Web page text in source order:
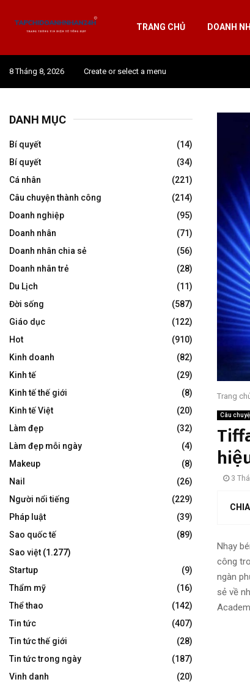
TRANG CHỦ DOANH
8 Tháng 8, 2026 Create or select a menu
Trang
Câu
3
Nhạy
công
ngàn
sẻ về
DANH MỤC
Bí quyết
(14)
Bí quyết
(34)
Cá nhân
(221)
Câu chuyện thành công
(214)
Doanh nghiệp
(95)
Doanh nhân
(71)
Doanh nhân chia sẻ
(56)
Doanh nhân trẻ
(28)
Du Lịch
(11)
Đời sống
(587)
Giáo dục
(122)
Hot
(910)
Kinh doanh
(82)
Kinh tế
(29)
Kinh tế thế giới
(8)
Kinh tế Việt
(20)
Làm đẹp
(32)
Làm đẹp mỗi ngày
(4)
Makeup
(8)
Nail
(26)
Người nổi tiếng
(229)
Pháp luật
(39)
Sao quốc tế
(89)
Sao việt (1.277)
Startup
(9)
Thẩm mỹ
(16)
Thể thao
(142)
Tin tức
(407)
Tin tức thế giới
(28)
Tin tức trong ngày
(187)
Vinh danh
(20)